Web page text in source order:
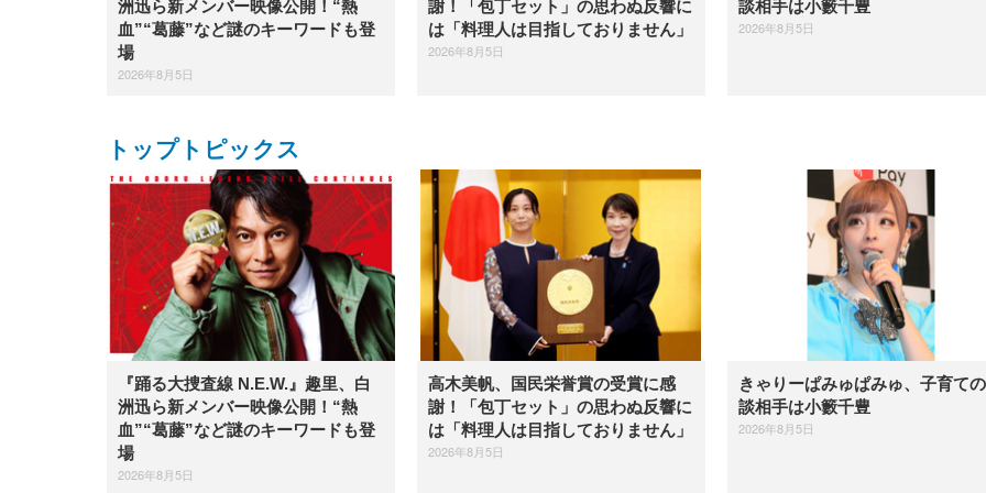
洲迅ら新メンバー映像公開！“熱
血”“葛藤”など謎のキーワードも登
場
2026年8月5日
謝！「包丁セット」の思わぬ反響に
は「料理人は目指しておりません」
2026年8月5日
談相手は小籔千豊
2026年8月5日
トップトピックス
『踊る大捜査線 N.E.W.』趣里、白
洲迅ら新メンバー映像公開！“熱
血”“葛藤”など謎のキーワードも登
場
2026年8月5日
高木美帆、国民栄誉賞の受賞に感
謝！「包丁セット」の思わぬ反響に
は「料理人は目指しておりません」
2026年8月5日
きゃりーぱみゅぱみゅ、子育て
談相手は小籔千豊
2026年8月5日